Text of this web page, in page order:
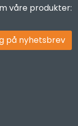
våre produkter:
på nyhetsbrev